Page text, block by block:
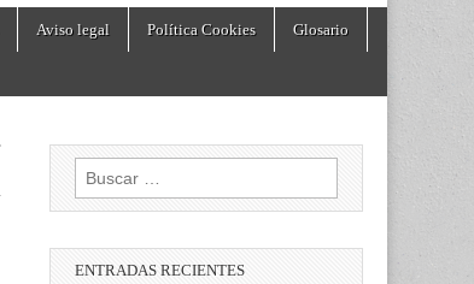
Aviso legal Política Cookies Glosario
Buscar:
ENTRADAS RECIENTES